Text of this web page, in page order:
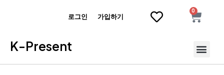
로그인 가입하기
0
K-Present